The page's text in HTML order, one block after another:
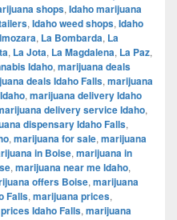
shops, Idaho marijuana
, Idaho weed shops, Idaho
, La Bombarda, La
, La Jota, La Magdalena, La Paz,
Idaho, marijuana deals
deals Idaho Falls, marijuana
, marijuana delivery Idaho
delivery service Idaho,
dispensary Idaho Falls,
, marijuana for sale, marijuana
in Boise, marijuana in
, marijuana near me Idaho,
offers Boise, marijuana
Falls, marijuana prices,
Idaho Falls, marijuana